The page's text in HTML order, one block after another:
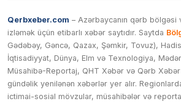
Qerbxeber.com – Azərbaycanın qərb bölgəsi
izləmək üçün etibarlı xəbər saytıdır. Saytda
Gədəbəy, Gəncə, Qazax, Şəmkir, Tovuz),
İqtisadiyyat, Dünya, Elm və Texnologiya,
Müsahibə-Reportaj, QHT Xəbər və Qərb
gündəlik yenilənən xəbərlər yer alır.
ictimai-sosial mövzular, müsahibələr və